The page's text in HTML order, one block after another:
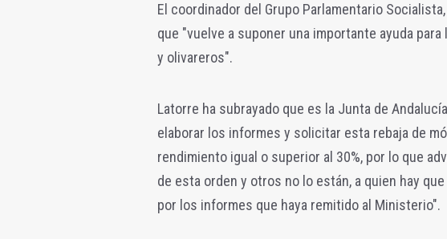
El coordinador del Grupo Parlamentario
que "vuelve a suponer una importante ayuda
y olivareros".
Latorre ha subrayado que es la Junta de
elaborar los informes y solicitar esta rebaja de
rendimiento igual o superior al 30%, por lo que
de esta orden y otros no lo están, a quien hay
por los informes que haya remitido al Ministerio".